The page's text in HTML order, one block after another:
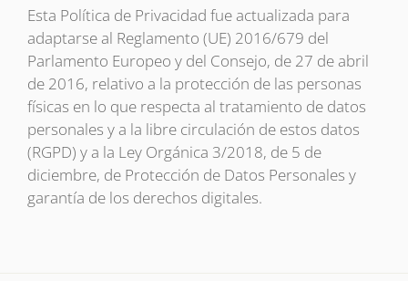
Esta Política de Privacidad fue actualizada para
adaptarse al Reglamento (UE) 2016/679 del
Parlamento Europeo y del Consejo, de 27 de abril
de 2016, relativo a la protección de las personas
físicas en lo que respecta al tratamiento de datos
personales y a la libre circulación de estos datos
(RGPD) y a la Ley Orgánica 3/2018, de 5 de
diciembre, de Protección de Datos Personales y
garantía de los derechos digitales.